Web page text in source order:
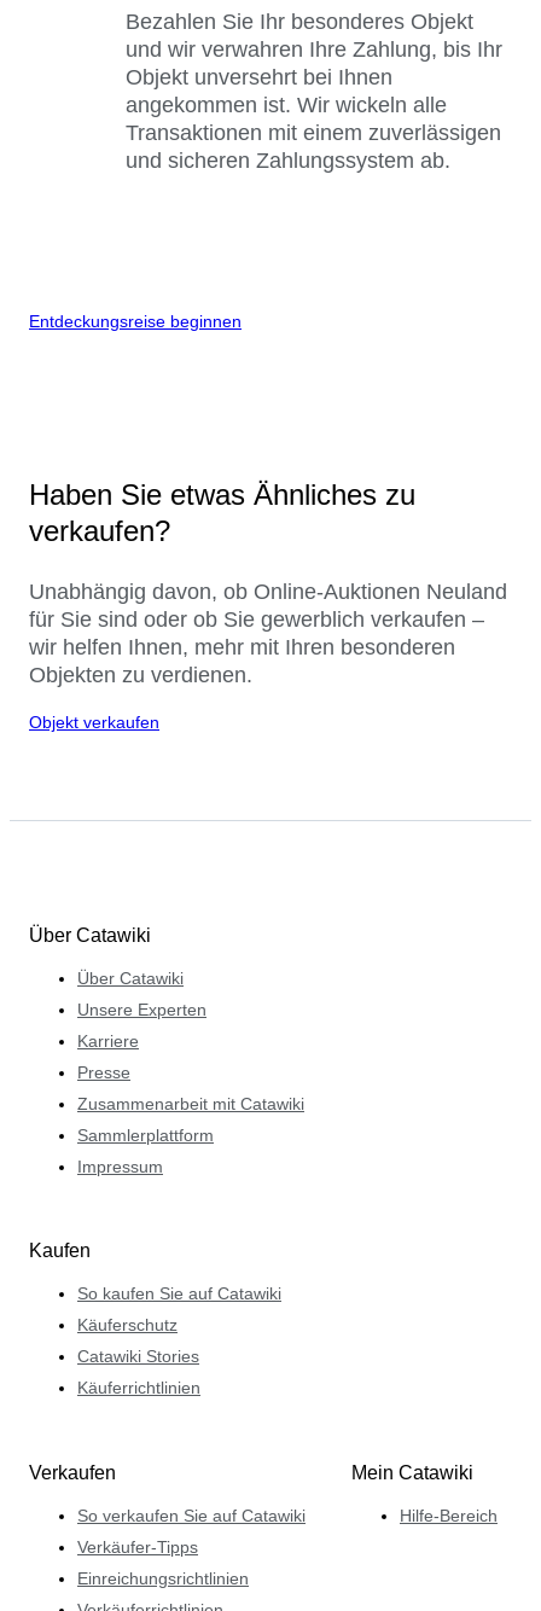
Bezahlen Sie Ihr besonderes Objekt
und wir verwahren Ihre Zahlung, bis Ihr
Objekt unversehrt bei Ihnen
angekommen ist. Wir wickeln alle
Transaktionen mit einem zuverlässigen
und sicheren Zahlungssystem ab.
Entdeckungsreise beginnen
Haben Sie etwas Ähnliches zu
verkaufen?
Unabhängig davon, ob Online-Auktionen Neuland
für Sie sind oder ob Sie gewerblich verkaufen –
wir helfen Ihnen, mehr mit Ihren besonderen
Objekten zu verdienen.
Objekt verkaufen
Über Catawiki
Über Catawiki
Unsere Experten
Karriere
Presse
Zusammenarbeit mit Catawiki
Sammlerplattform
Impressum
Kaufen
So kaufen Sie auf Catawiki
Käuferschutz
Catawiki Stories
Käuferrichtlinien
Verkaufen
So verkaufen Sie auf Catawiki
Verkäufer-Tipps
Einreichungsrichtlinien
Mein Catawiki
Hilfe-Bereich